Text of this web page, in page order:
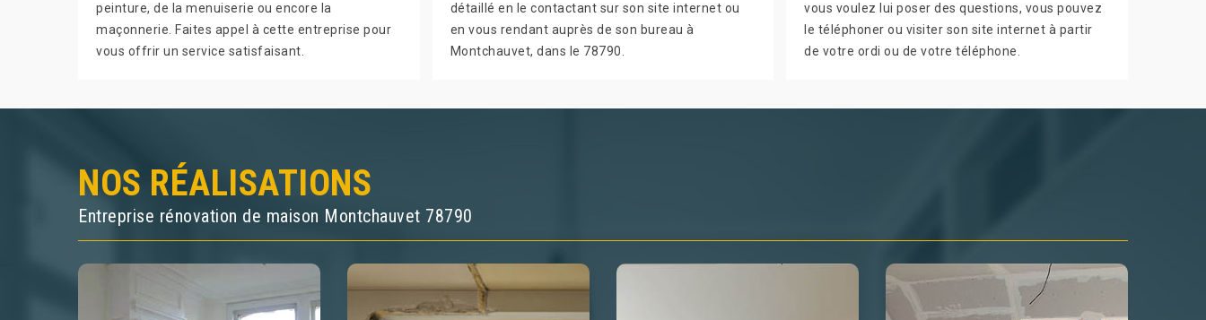
peinture, de la menuiserie ou encore la
maçonnerie. Faites appel à cette entreprise pour
vous offrir un service satisfaisant.
détaillé en le contactant sur son site internet ou
en vous rendant auprès de son bureau à
Montchauvet, dans le 78790.
vous voulez lui poser des questions, vous pouvez
le téléphoner ou visiter son site internet à partir
de votre ordi ou de votre téléphone.
NOS RÉALISATIONS
Entreprise rénovation de maison Montchauvet 78790